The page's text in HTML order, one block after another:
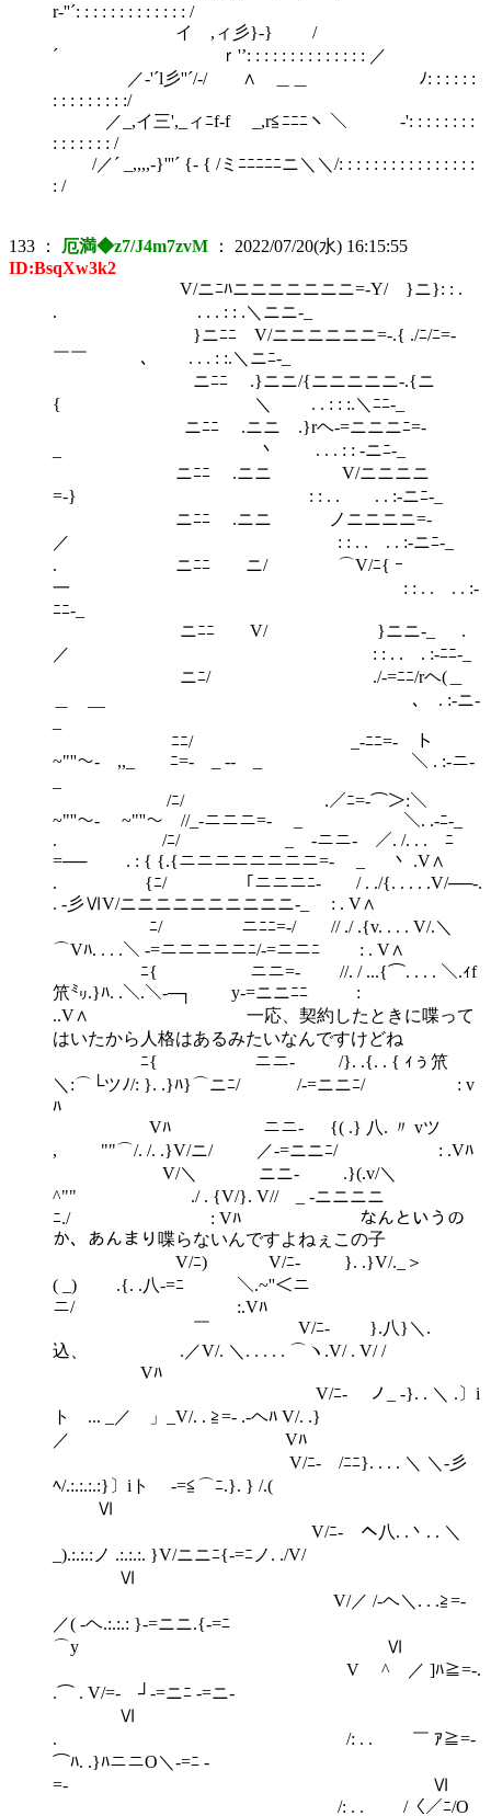
r-''´: : : : : : : : : : : : : /
イ ,ィ彡}-} /
´ ｒ'’: : : : : : : : : : : : : : ／
／-'´l彡''´/-/ ∧ ＿＿ ﾉ: : : : : :
: : : : : : : : :/
／_,イ三',_ィﾆf-f _,r≦ﾆﾆﾆヽ ＼ -': : : : : : : :
: : : : : : : /
/／´ _,,,,-}'''´ {- { /ミﾆﾆﾆﾆﾆニ＼＼/: : : : : : : : : : : : : : : :
: /
133 ： 厄満◆z7/J4m7zvM ： 2022/07/20(水) 16:15:55
ID:BsqXw3k2
V/ニﾆﾊニニニニニニニ=-Y/ }ニ}: : .
. . . . : : .＼ニニ-_
}ニﾆﾆ V/ニニニニニニ=-.{ ./ﾆ/ﾆ=-
￣￣ ､ . . . : :.＼ニﾆ-_
ニﾆﾆ .}ニニ/{ニニニニニ-.{ニ
{ ＼ . . : : :.＼ﾆﾆ-_
ニﾆﾆ .ニニ .}rヘ-=ニニニﾆ=-
_ 丶 . . . : : -ニﾆ-_
ニﾆﾆ .ニニ V/ニニニニ
=-} : : . . . . :-ニﾆ-_
ニﾆﾆ .ニニ ノニニニニ=-
／ : : . . . . :-ニﾆ-_
. ニﾆﾆ ニ/ ⌒V/ﾆ{ ｰ
一 : : . . . . :-
ﾆﾆ-_
ニﾆﾆ V/ }ニニ-_ .
／ : : . . . :-ﾆﾆ-_
ニﾆ/ ./-=ﾆﾆ/rヘ(＿
＿ __ ､ . :-ニ-
ﾆﾆ/ _-ﾆﾆ=- ト
~"''～- ,,_ ￣ﾆ=- _ -- _ ＼ . :-ニ-
/ﾆ/ .／ﾆ=-⌒＞:＼
~"''～- ~"''～ //_-ニニニ=- _ ＼. .-ﾆ-_
. /ﾆ/ _ -ニニ- ／. /. . .￣ﾆ
=── . : { {.{ニニニニニニニニ=- _ 丶 .V∧
. {ﾆ/ 「ニニニﾆ- / . ./{. . . . .V/──-.
. -彡ⅥV/ニニニニニニニニニニ-_ : . V∧
ﾆ/ ニﾆﾆ=-/ // ./ .{v. . . . V/.＼
⌒Vﾊ. . . .＼ -=ニニニニニﾆ/-=ニニﾆ : . V∧
ﾆ{ ニニ=- //. / ...{⌒. . . . ＼.ｨf
笊㍉.}ﾊ. .＼.＼-─┐￣￣ y-=ニニﾆﾆ :
..V∧ 一応、契約したときに喋って
はいたから人格はあるみたいなんですけどね
ﾆ{ ニニ- /}. .{. . { ｨぅ笊
＼:⌒└ツﾉ/: }. .}ﾊ}⌒ニﾆ/ /-=ニニﾆ/ : v
ﾊ
Vﾊ ニニ- {( .} 八. 〃 vツ
, ""⌒/. /. .}V/ニ/ ／-=ニニﾆ/ : .Vﾊ
V/＼ ニニ- .}(.v/＼
^"" ./ . {V/}. V// _ -ニニニニ
ﾆ./ : Vﾊ なんというの
か、あんまり喋らないんですよねぇこの子
V/ﾆ) V/ﾆ- }. .}V/._＞
( _) .{. .八-=ﾆ￣￣ ＼.~''＜ニ
ニ/ :.Vﾊ
￣ V/ﾆ- }.八}＼.
込、 .／V/. ＼. . . . . ⌒ヽ.V/ . V/ /
Vﾊ
V/ﾆ- ノ_ -}. . ＼ .〕i
ト ... _／ 」_V/. . ≧=- .-ヘﾊ V/. .}
／ Vﾊ
V/ﾆ- /ﾆﾆ}. . . . ＼ ＼-彡
ﾍ/.:.:.:.:}〕iト -=≦⌒ﾆ.}. } /.(
Ⅵ
V/ﾆ- ヘ八. .丶. . ＼
_).:.:.:ノ .:.:.:. }V/ニニﾆ{-=ﾆノ. ./V/
Ⅵ
V/／ /-ヘ＼. . .≧=-
／( -ヘ.:.:.: }-=ニニ.{-=ﾆ
⌒y Ⅵ
V ^ ／ ]ﾊ≧=-.
.⌒ . V/=- ┘-=ニﾆ -=ニ-
Ⅵ
. /: . . ￣ ｱ≧=-
⌒ﾊ. .}ﾊニニO＼-=ﾆ -
=- Ⅵ
/: . . /〈／ﾆ/O